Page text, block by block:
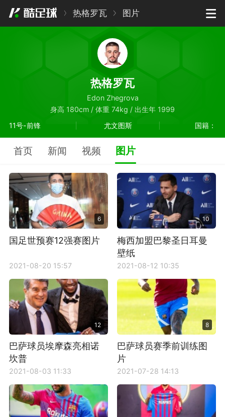
热格罗瓦 图片
热格罗瓦
Edon Zhegrova
身高 180cm / 体重 74kg / 出生年 1999
11号-前锋
尤文图斯 国籍：
首页 新闻 视频 图片
6
国足世预赛12强赛图片
2021-08-20 15:57
10
梅西加盟巴黎圣日耳曼
壁纸
2021-08-12 10:35
12
巴萨球员埃摩森亮相诺
坎普
2021-08-03 11:33
8
巴萨球员赛季前训练图
片
2021-07-28 14:13